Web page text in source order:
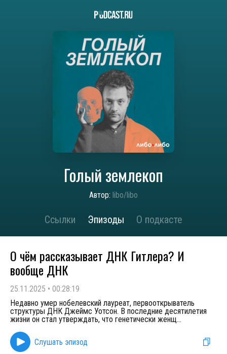
Голый землекоп
Автор: libo/libo
Ссылки Эпизоды О подкасте
О чём рассказывает ДНК Гитлера? И
вообще ДНК
25.11.2025 • 00:28:19
Недавно умер нобелевский лауреат, первооткрыватель
структуры ДНК Джеймс Уотсон. В последние десятилетия
жизни он стал утверждать, что генетически женщ...
Слушать эпизод